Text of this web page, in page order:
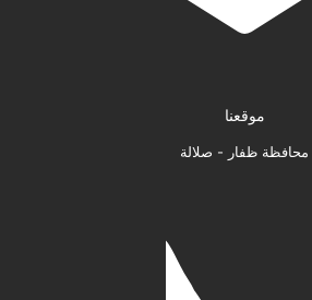
موقعنا
محافظة ظفار - صلالة